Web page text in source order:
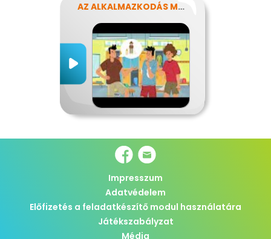
AZ ALKALMAZKODÁS MŰVÉSZETE
Impresszum
Adatvédelem
Előfizetés a feladatkészítő modul használatára
Játékszabályzat
Média